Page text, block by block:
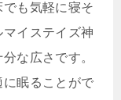
も気軽に寝そ
イステイズ神
な広さです。
に眠ることがで